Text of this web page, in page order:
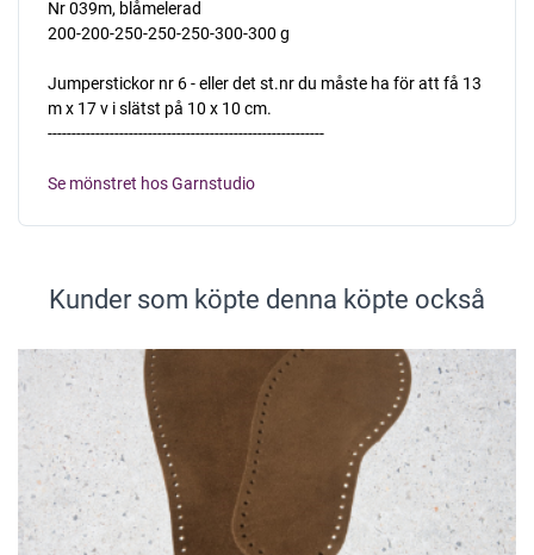
Nr 039m, blåmelerad
200-200-250-250-250-300-300 g
Jumperstickor nr 6 - eller det st.nr du måste ha för att få 13
m x 17 v i slätst på 10 x 10 cm.
----------------------------------------------------------
Se mönstret hos Garnstudio
Kunder som köpte denna köpte också